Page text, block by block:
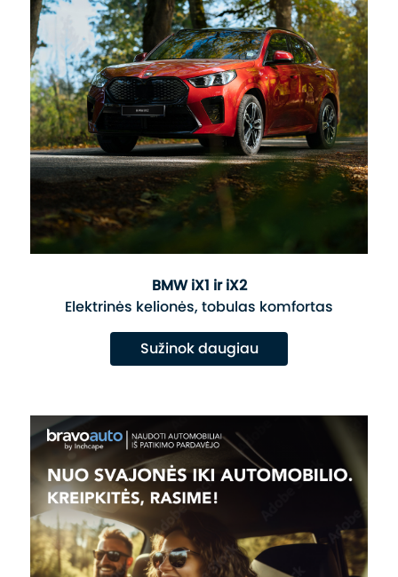
BMW iX1 ir iX2
Elektrinės kelionės, tobulas komfortas
Sužinok daugiau